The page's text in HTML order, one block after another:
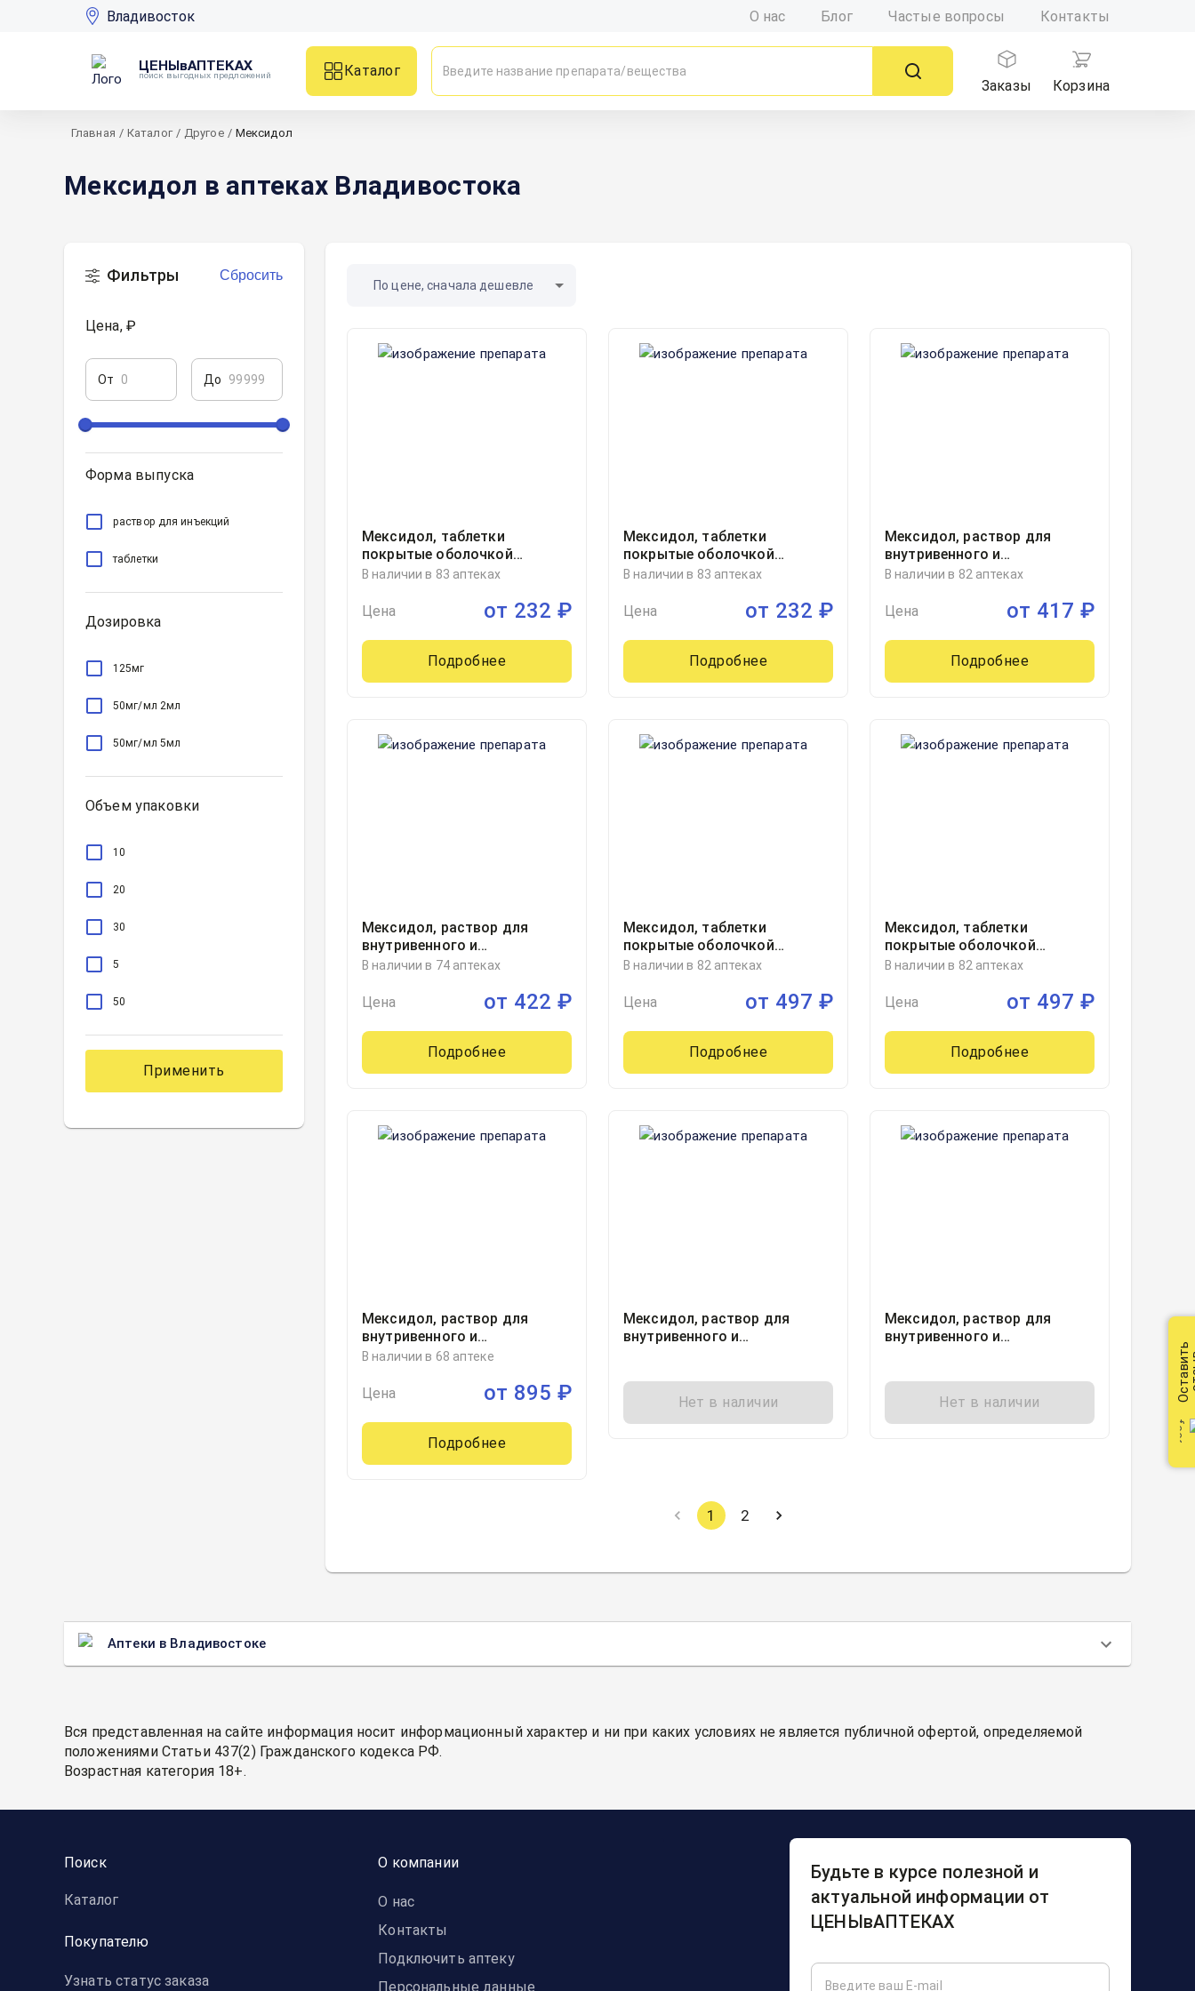
Владивосток О нас Блог Частые вопросы Контакты
ЦЕНЫвАПТЕКАХ
поиск выгодных предложений
Каталог
Заказы
Корзина
Главная / Каталог / Другое / Мексидол
Мексидол в аптеках Владивостока
Фильтры Сбросить
Цена, ₽
От До
Форма выпуска
раствор для инъекций
таблетки
Дозировка
125мг
50мг/мл 2мл
50мг/мл 5мл
Объем упаковки
10
20
30
5
50
Применить
По цене, сначала дешевле
Мексидол, таблетки
покрытые оболочкой
125миллиграмм блистер, 30
В наличии в 83 аптеках
Цена от 232 ₽
Подробнее
Мексидол, таблетки
покрытые оболочкой
125миллиграмм блистер, 30,
В наличии в 83 аптеках
Цена от 232 ₽
Подробнее
Мексидол, раствор для
внутривенного и
внутримышечного введения
10
В наличии в 82 аптеках
Цена от 417 ₽
Подробнее
Мексидол, раствор для
внутривенного и
внутримышечного введения
5
В наличии в 74 аптеках
Цена от 422 ₽
Подробнее
Мексидол, таблетки
покрытые оболочкой
125миллиграмм блистер, 50
В наличии в 82 аптеках
Цена от 497 ₽
Подробнее
Мексидол, таблетки
покрытые оболочкой
125миллиграмм блистер, 50,
В наличии в 82 аптеках
Цена от 497 ₽
Подробнее
Мексидол, раствор для
внутривенного и
внутримышечного введения
10
В наличии в 68 аптеке
Цена от 895 ₽
Подробнее
Мексидол, раствор для
внутривенного и
10
Нет в наличии
Мексидол, раствор для
внутривенного и
50
Нет в наличии
1 2
Аптеки в Владивостоке
Вся представленная на сайте информация носит информационный характер и ни при каких условиях не является публичной офертой, определяемой
положениями Статьи 437(2) Гражданского кодекса РФ.
Возрастная категория 18+.
Поиск
Каталог
Покупателю
Узнать статус заказа
О компании
О нас
Контакты
Подключить аптеку
Персональные данные
Будьте в курсе полезной и
актуальной информации от
ЦЕНЫвАПТЕКАХ
Оставить